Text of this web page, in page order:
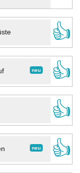
👍
neu
👍
👍
neu
👍